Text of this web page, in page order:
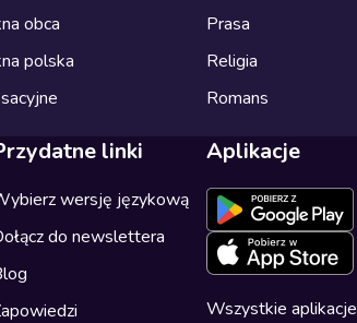
obca
polska
Prasa
Religia
Romans
linki
wersję językową
do newslettera
Aplikacje
Wszystkie aplikacje